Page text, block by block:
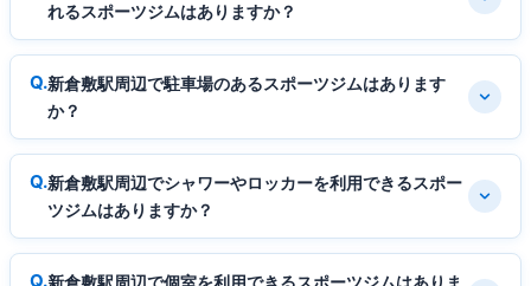
れるスポーツジムはありますか？
新倉敷駅周辺で駐車場のあるスポーツジムはあります
か？
新倉敷駅周辺でシャワーやロッカーを利用できるスポー
ツジムはありますか？